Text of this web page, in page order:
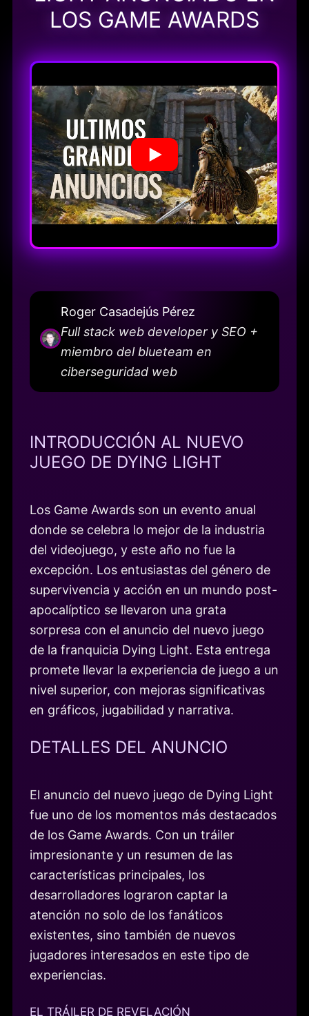
LOS GAME AWARDS
Roger Casadejús Pérez
Full stack web developer y SEO +
miembro del blueteam en
ciberseguridad web
INTRODUCCIÓN AL NUEVO
JUEGO DE DYING LIGHT
Los Game Awards son un evento anual
donde se celebra lo mejor de la industria
del videojuego, y este año no fue la
excepción. Los entusiastas del género de
supervivencia y acción en un mundo post-
apocalíptico se llevaron una grata
sorpresa con el anuncio del nuevo juego
de la franquicia Dying Light. Esta entrega
promete llevar la experiencia de juego a un
nivel superior, con mejoras significativas
en gráficos, jugabilidad y narrativa.
DETALLES DEL ANUNCIO
El anuncio del nuevo juego de Dying Light
fue uno de los momentos más destacados
de los Game Awards. Con un tráiler
impresionante y un resumen de las
características principales, los
desarrolladores lograron captar la
atención no solo de los fanáticos
existentes, sino también de nuevos
jugadores interesados en este tipo de
experiencias.
EL TRÁILER DE REVELACIÓN